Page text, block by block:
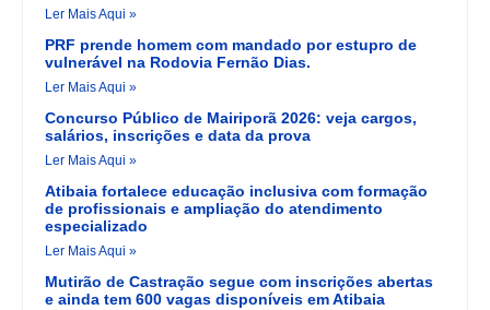
Ler Mais Aqui »
PRF prende homem com mandado por estupro de
vulnerável na Rodovia Fernão Dias.
Ler Mais Aqui »
Concurso Público de Mairiporã 2026: veja cargos,
salários, inscrições e data da prova
Ler Mais Aqui »
Atibaia fortalece educação inclusiva com formação
de profissionais e ampliação do atendimento
especializado
Ler Mais Aqui »
Mutirão de Castração segue com inscrições abertas
e ainda tem 600 vagas disponíveis em Atibaia